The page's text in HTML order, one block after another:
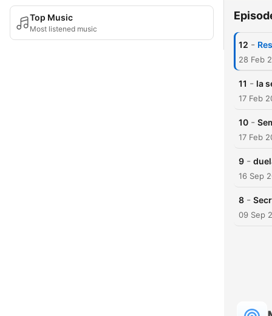
Top Music
Most listened music
12 -
28 Feb
11 - la
17 Feb
10 -
17 Feb
9 -
16 Sep
8 -
09 Sep